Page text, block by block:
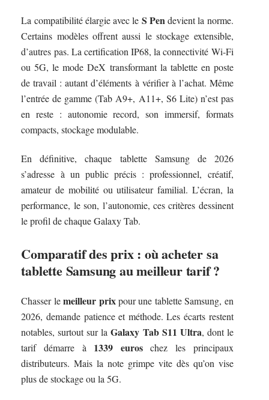
La compatibilité élargie avec le S Pendevient la norme.
Certains modèles offrent aussi le stockage extensible,
d’autres pas. La certification IP68, la connectivité Wi-Fi
ou 5G, le mode DeX transformant la tablette en poste
de travail : autant d’éléments à vérifier à l’achat. Même
l’entrée de gamme (Tab A9+, A11+, S6 Lite) n’est pas
en reste : autonomie record, son immersif, formats
compacts, stockage modulable.
En définitive, chaque tablette Samsung de 2026
s’adresse à un public précis : professionnel, créatif,
amateur de mobilité ou utilisateur familial. L’écran, la
performance, le son, l’autonomie, ces critères dessinent
le profil de chaque Galaxy Tab.
Comparatif des prix : où acheter sa
tablette Samsung au meilleur tarif ?
Chasser lemeilleur prixpour une tablette Samsung, en
2026, demande patience et méthode. Les écarts restent
notables, surtout sur laGalaxy Tab S11 Ultra, dont le
tarif démarre à 1339 euroschez les principaux
distributeurs. Mais la note grimpe vite dès qu’on vise
plus de stockage ou la 5G.